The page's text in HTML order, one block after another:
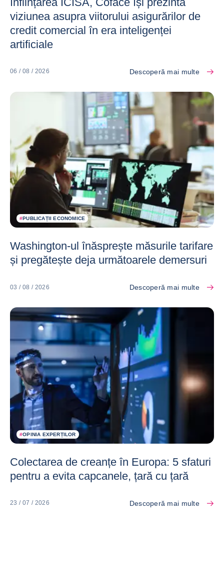
viziunea asupra viitorului asigurărilor de
credit comercial în era inteligenței
artificiale
06 / 08 / 2026 Descoperă mai multe
#PUBLICAȚII ECONOMICE
Washington-ul înăsprește măsurile tarifare
și pregătește deja următoarele demersuri
03 / 08 / 2026 Descoperă mai multe
#OPINIA EXPERȚILOR
Colectarea de creanțe în Europa: 5 sfaturi
pentru a evita capcanele, țară cu țară
23 / 07 / 2026 Descoperă mai multe